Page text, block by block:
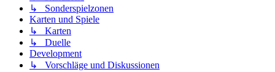
↳ Sonderspielzonen
Karten und Spiele
↳ Karten
↳ Duelle
Development
↳ Vorschläge und Diskussionen